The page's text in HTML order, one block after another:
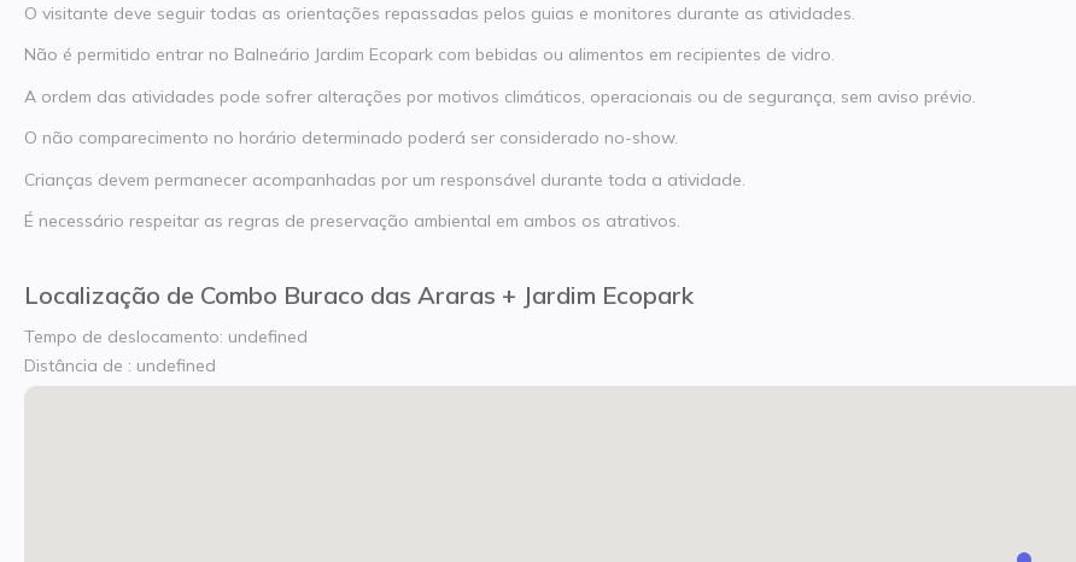
O visitante deve seguir todas as orientações repassadas pelos guias e monitores durante as atividades.
Não é permitido entrar no Balneário Jardim Ecopark com bebidas ou alimentos em recipientes de vidro.
A ordem das atividades pode sofrer alterações por motivos climáticos, operacionais ou de segurança, sem aviso prévio.
O não comparecimento no horário determinado poderá ser considerado no-show.
Crianças devem permanecer acompanhadas por um responsável durante toda a atividade.
É necessário respeitar as regras de preservação ambiental em ambos os atrativos.
Localização de Combo Buraco das Araras + Jardim Ecopark
Tempo de deslocamento: undefined
Distância de : undefined